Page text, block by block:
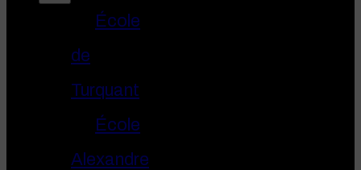
École
de
Turquant
École
Alexandre